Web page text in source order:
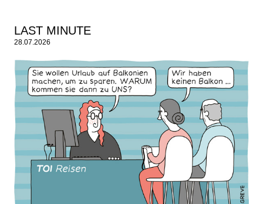
LAST MINUTE
28.07.2026